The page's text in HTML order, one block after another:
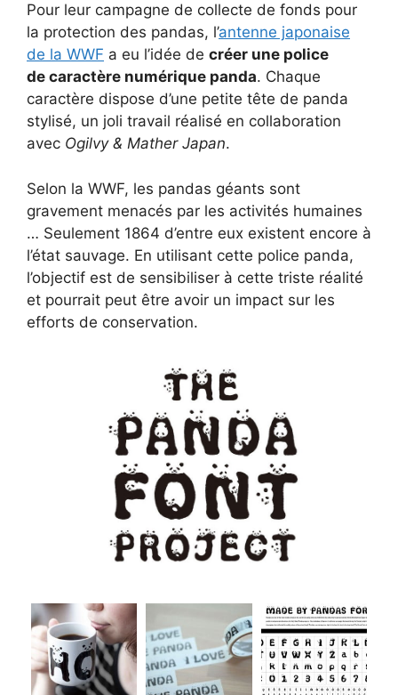
Pour leur campagne de collecte de fonds pour
la protection des pandas, l’antenne japonaise
de la WWF a eu l’idée de créer une police
de caractère numérique panda. Chaque
caractère dispose d’une petite tête de panda
stylisé, un joli travail réalisé en collaboration
avec Ogilvy & Mather Japan.
Selon la WWF, les pandas géants sont
gravement menacés par les activités humaines
… Seulement 1864 d’entre eux existent encore à
l’état sauvage. En utilisant cette police panda,
l’objectif est de sensibiliser à cette triste réalité
et pourrait peut être avoir un impact sur les
efforts de conservation.